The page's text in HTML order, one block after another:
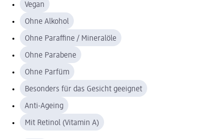
Vegan
Ohne Alkohol
Ohne Paraffine / Mineralöle
Ohne Parabene
Ohne Parfüm
Besonders für das Gesicht geeignet
Anti-Ageing
Mit Retinol (Vitamin A)